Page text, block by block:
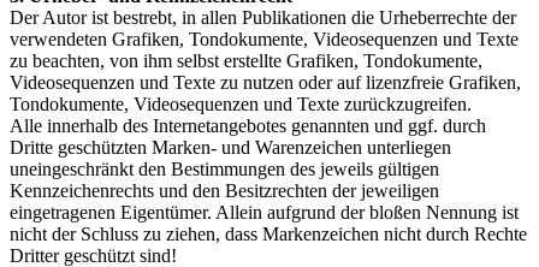
Der Autor ist bestrebt, in allen Publikationen die Urheberrechte der
verwendeten Grafiken, Tondokumente, Videosequenzen und Texte
zu beachten, von ihm selbst erstellte Grafiken, Tondokumente,
Videosequenzen und Texte zu nutzen oder auf lizenzfreie Grafiken,
Tondokumente, Videosequenzen und Texte zurückzugreifen.
Alle innerhalb des Internetangebotes genannten und ggf. durch
Dritte geschützten Marken- und Warenzeichen unterliegen
uneingeschränkt den Bestimmungen des jeweils gültigen
Kennzeichenrechts und den Besitzrechten der jeweiligen
eingetragenen Eigentümer. Allein aufgrund der bloßen Nennung ist
nicht der Schluss zu ziehen, dass Markenzeichen nicht durch Rechte
Dritter geschützt sind!